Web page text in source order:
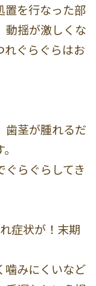
置を行なった部
動揺が激しくな
れぐらぐらはお
歯茎が腫れるだ
ぐらぐらしてき
噛みにくいなど